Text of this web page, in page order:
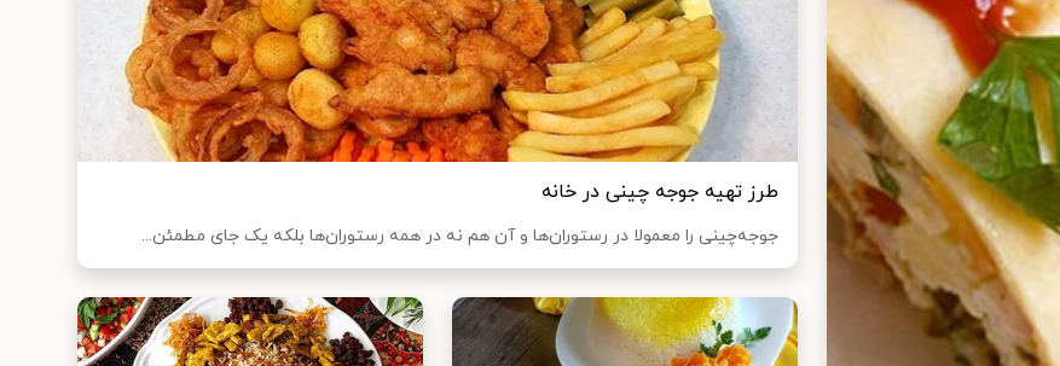
طرز تهیه جوجه چینی در خانه
جوجه‌چینی را معمولا در رستوران‌ها و آن هم نه در همه رستوران‌ها بلکه یک جای مطمئن...